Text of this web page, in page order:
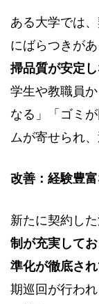
ある大学では
にばらつきがあ
掃品質が安定
学生や教職員
なる」「ゴミ
ムが寄せられ
改善：経験豊
新たに契約した
制が充実して
準化が徹底さ
期巡回が行わ